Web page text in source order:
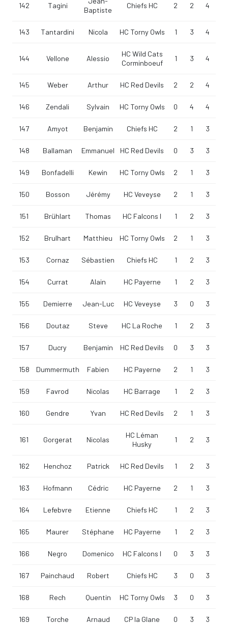
142 Tagini
Baptiste
Chiefs HC 2 2 4
143 Tantardini Nicola HC Torny Owls 1 3 4
144 Vellone Alessio
HC Wild Cats
Corminboeuf
1 3 4
145 Weber Arthur HC Red Devils 2 2 4
146 Zendali Sylvain HC Torny Owls 0 4 4
147 Amyot Benjamin Chiefs HC 2 1 3
148 Ballaman Emmanuel HC Red Devils 0 3 3
149 Bonfadelli Kewin HC Torny Owls 2 1 3
150 Bosson Jérémy HC Veveyse 2 1 3
151 Brühlart Thomas HC Falcons I 1 2 3
152 Brulhart Matthieu HC Torny Owls 2 1 3
153 Cornaz Sébastien Chiefs HC 1 2 3
154 Currat Alain HC Payerne 1 2 3
155 Demierre Jean-Luc HC Veveyse 3 0 3
156 Doutaz Steve HC La Roche 1 2 3
157 Ducry Benjamin HC Red Devils 0 3 3
158 Dummermuth Fabien HC Payerne 2 1 3
159 Favrod Nicolas HC Barrage 1 2 3
160 Gendre Yvan HC Red Devils 2 1 3
161 Gorgerat Nicolas
HC Léman
Husky
1 2 3
162 Henchoz Patrick HC Red Devils 1 2 3
163 Hofmann Cédric HC Payerne 2 1 3
164 Lefebvre Etienne Chiefs HC 1 2 3
165 Maurer Stéphane HC Payerne 1 2 3
166 Negro Domenico HC Falcons I 0 3 3
167 Painchaud Robert Chiefs HC 3 0 3
168 Rech Quentin HC Torny Owls 3 0 3
169 Torche Arnaud CP la Glane 0 3 3